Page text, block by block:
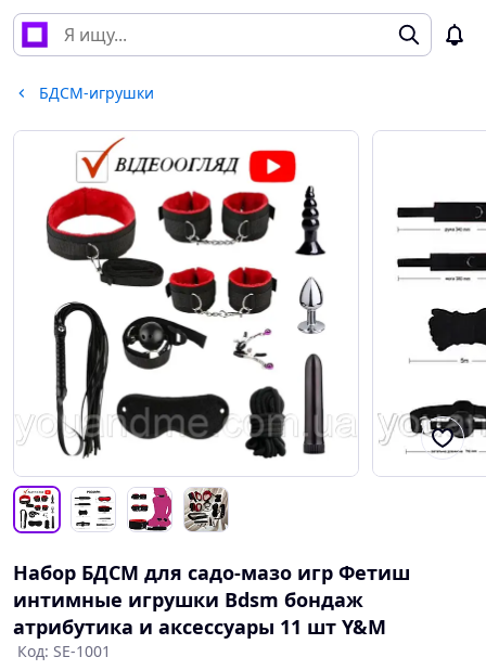
БДСМ-игрушки
Набор БДСМ для садо-мазо игр Фетиш
интимные игрушки Bdsm бондаж
атрибутика и аксессуары 11 шт Y&M
Код: SE-1001